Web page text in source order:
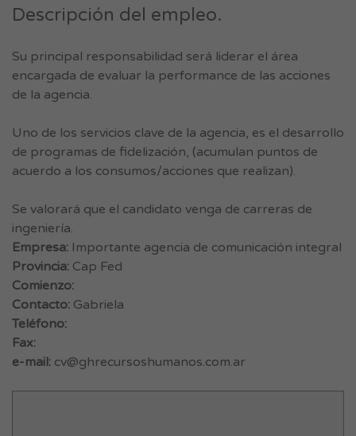
Descripción del empleo.
Su principal responsabilidad será liderar el área
encargada de evaluar la performance de las acciones
de la agencia.
Uno de los servicios clave de la agencia, es el desarrollo
de programas de fidelización, (acumulan puntos de
acuerdo a los consumos/acciones que realizan).
Se valorará que el candidato venga de carreras de
ingeniería.
Empresa: Importante agencia de comunicación integral
Provincia: Cap Fed
Comienzo:
Contacto: Gabriela
Teléfono:
Fax:
e-mail: cv@ghrecursoshumanos.com.ar